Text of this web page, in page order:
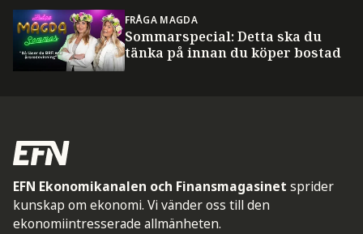
FRÅGA MAGDA
Sommarspecial: Detta ska du
tänka på innan du köper bostad
EFN Ekonomikanalen och Finansmagasinet sprider
kunskap om ekonomi. Vi vänder oss till den
ekonomiintresserade allmänheten.